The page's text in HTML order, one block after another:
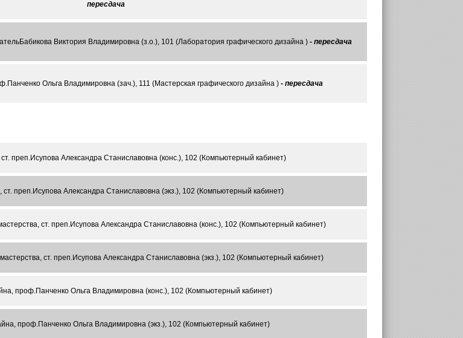
пересдача
Виктория Владимировна (з.о.), 101 (Лаборатория графического дизайна )- пересдача
Ольга Владимировна (зач.), 111 (Мастерская графического дизайна ) - пересдача
преп.Исупова Александра Станиславовна (конс.), 102 (Компьютерный кабинет)
ст. преп.Исупова Александра Станиславовна (экз.), 102 (Компьютерный кабинет)
ст. преп.Исупова Александра Станиславовна (конс.), 102 (Компьютерный кабинет)
ст. преп.Исупова Александра Станиславовна (экз.), 102 (Компьютерный кабинет)
проф.Панченко Ольга Владимировна (конс.), 102 (Компьютерный кабинет)
проф.Панченко Ольга Владимировна (экз.), 102 (Компьютерный кабинет)